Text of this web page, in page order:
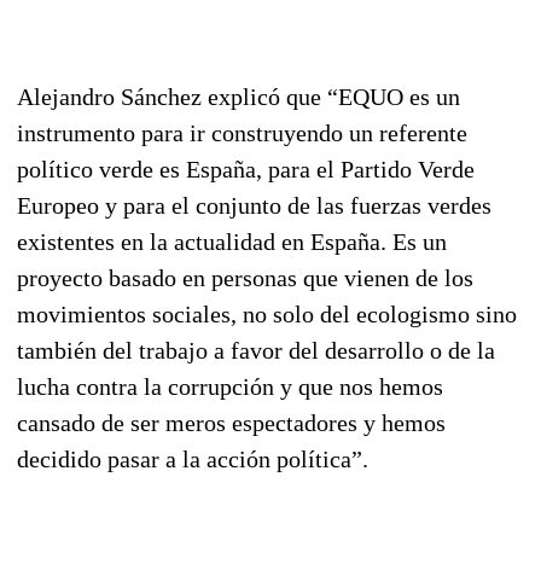
Alejandro Sánchez explicó que “EQUO es un
instrumento para ir construyendo un referente
político verde es España, para el Partido Verde
Europeo y para el conjunto de las fuerzas verdes
existentes en la actualidad en España. Es un
proyecto basado en personas que vienen de los
movimientos sociales, no solo del ecologismo sino
también del trabajo a favor del desarrollo o de la
lucha contra la corrupción y que nos hemos
cansado de ser meros espectadores y hemos
decidido pasar a la acción política”.